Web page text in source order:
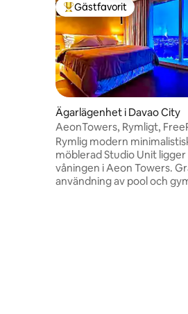
Populär gästfavorit
Gästfavorit
Ägarlägenhet i Davao City
AeonTowers, Rymligt,
WiFi@DavaoCity
Rymlig modern
möblerad Studio Unit ligger
våningen i Aeon Towers. Gratis
användning av pool och